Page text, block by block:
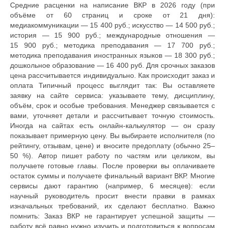
Средние расценки на написание ВКР в 2026 году (при
объёме от 60 страниц и сроке от 21 дня):
медиакоммуникации — 15 400 руб.; искусство — 14 500 руб.;
история — 15 900 руб.; международные отношения —
15 900 руб.; методика преподавания — 17 700 руб.;
методика преподавания иностранных языков — 18 300 руб.;
дошкольное образование — 16 400 руб. Для срочных заказов
цена рассчитывается индивидуально. Как происходит заказ и
оплата Типичный процесс выглядит так: Вы оставляете
заявку на сайте сервиса: указываете тему, дисциплину,
объём, срок и особые требования. Менеджер связывается с
вами, уточняет детали и рассчитывает точную стоимость.
Иногда на сайтах есть онлайн‑калькулятор — он сразу
показывает примерную цену. Вы выбираете исполнителя (по
рейтингу, отзывам, цене) и вносите предоплату (обычно 25–
50 %). Автор пишет работу по частям или целиком, вы
получаете готовые главы. После проверки вы оплачиваете
остаток суммы и получаете финальный вариант ВКР. Многие
сервисы дают гарантию (например, 6 месяцев): если
научный руководитель просит внести правки в рамках
изначальных требований, их сделают бесплатно. Важно
помнить: Заказ ВКР не гарантирует успешной защиты —
работу всё равно нужно изучить и подготовиться к вопросам